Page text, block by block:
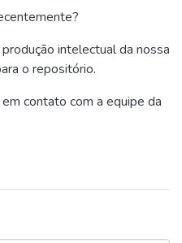
intelectual da nossa
o repositório.
contato com a equipe da